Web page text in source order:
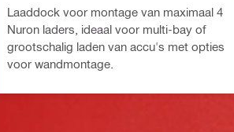
Laaddock voor montage van maximaal 4
Nuron laders, ideaal voor multi-bay of
grootschalig laden van accu's met opties
voor wandmontage.